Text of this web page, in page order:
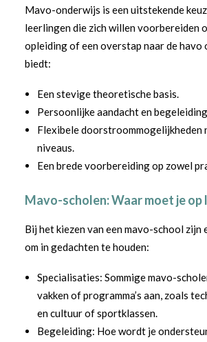
Mavo-onderwijs is een uitstekende
leerlingen die zich willen voorbereiden
opleiding of een overstap naar de havo
biedt:
Een stevige theoretische basis.
Persoonlijke aandacht en
Flexibele doorstroommogelijkheden
niveaus.
Een brede voorbereiding op zowel
Mavo-scholen: Waar moet je op
Bij het kiezen van een mavo-school zijn
om in gedachten te houden:
Specialisaties: Sommige mavo-
vakken of programma’s aan, zoals
en cultuur of sportklassen.
Begeleiding: Hoe wordt je